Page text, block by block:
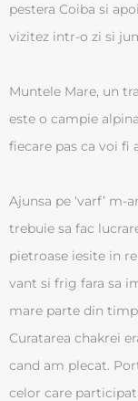
pestera Coiba si
vizitez intr-o zi si
Muntele Mare, un
este o campie
fiecare pas ca voi fi
Ajunsa pe ‘varf’
trebuie sa fac
pietroase iesite in
vant si frig fara sa
mare parte din
Curatarea chakrei
cand am plecat.
celor care